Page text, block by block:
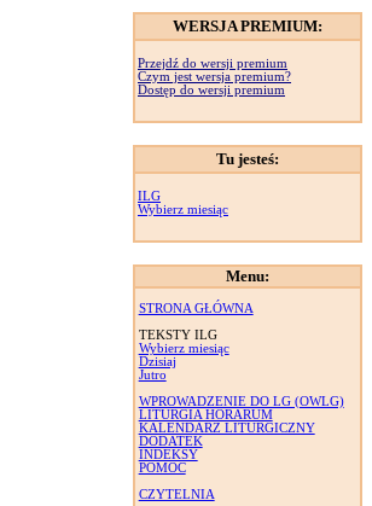
WERSJA PREMIUM:
Przejdź do wersji premium
Czym jest wersja premium?
Dostęp do wersji premium
Tu jesteś:
ILG
Wybierz miesiąc
Menu:
STRONA GŁÓWNA
TEKSTY ILG
Wybierz miesiąc
Dzisiaj
Jutro
WPROWADZENIE DO LG (OWLG)
LITURGIA HORARUM
KALENDARZ LITURGICZNY
DODATEK
INDEKSY
POMOC
CZYTELNIA